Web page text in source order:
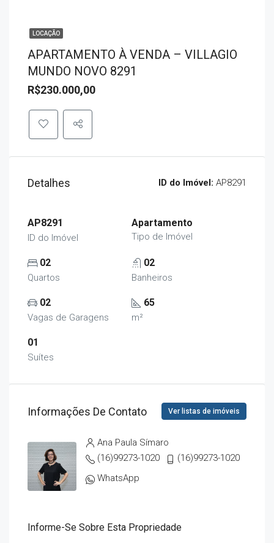
LOCAÇÃO
APARTAMENTO À VENDA – VILLAGIO
MUNDO NOVO 8291
R$230.000,00
Detalhes ID do Imóvel: AP8291
AP8291
ID do Imóvel
Apartamento
Tipo de Imóvel
02
Quartos
02
Banheiros
02
Vagas de Garagens
65
m²
01
Suítes
Informações De Contato Ver listas de imóveis
Ana Paula Símaro
(16)99273-1020
(16)99273-1020
WhatsApp
Informe-Se Sobre Esta Propriedade